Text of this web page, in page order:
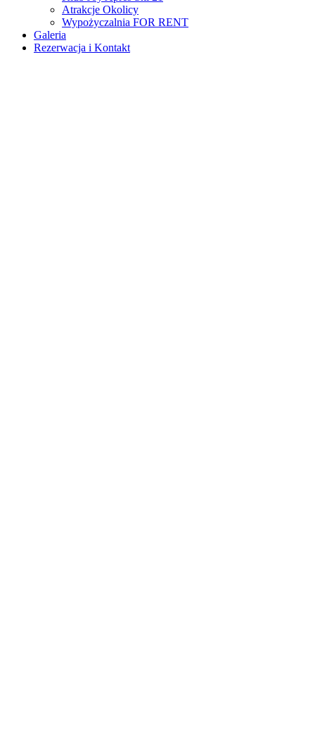
Atrakcje Okolicy
Wypożyczalnia FOR RENT
Galeria
Rezerwacja i Kontakt